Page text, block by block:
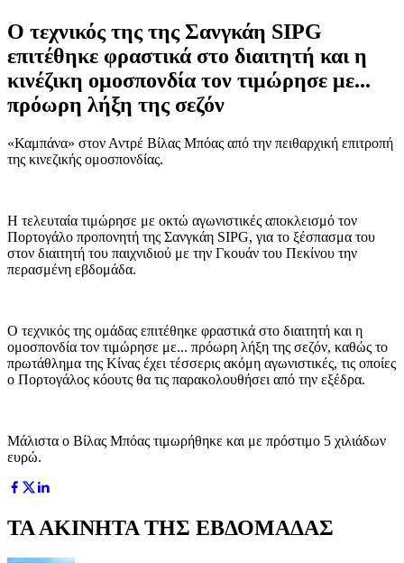
Ο τεχνικός της της Σανγκάη SIPG
επιτέθηκε φραστικά στο διαιτητή και η
κινέζικη ομοσπονδία τον τιμώρησε με...
πρόωρη λήξη της σεζόν
«Καμπάνα» στον Αντρέ Βίλας Μπόας από την πειθαρχική επιτροπή
της κινεζικής ομοσπονδίας.
Η τελευταία τιμώρησε με οκτώ αγωνιστικές αποκλεισμό τον
Πορτογάλο προπονητή της Σανγκάη SIPG, για το ξέσπασμα του
στον διαιτητή του παιχνιδιού με την Γκουάν του Πεκίνου την
περασμένη εβδομάδα.
Ο τεχνικός της ομάδας επιτέθηκε φραστικά στο διαιτητή και η
ομοσπονδία τον τιμώρησε με... πρόωρη λήξη της σεζόν, καθώς το
πρωτάθλημα της Κίνας έχει τέσσερις ακόμη αγωνιστικές, τις οποίες
ο Πορτογάλος κόουτς θα τις παρακολουθήσει από την εξέδρα.
Μάλιστα ο Βίλας Μπόας τιμωρήθηκε και με πρόστιμο 5 χιλιάδων
ευρώ.
ΤΑ ΑΚΙΝΗΤΑ ΤΗΣ ΕΒΔΟΜΑΔΑΣ